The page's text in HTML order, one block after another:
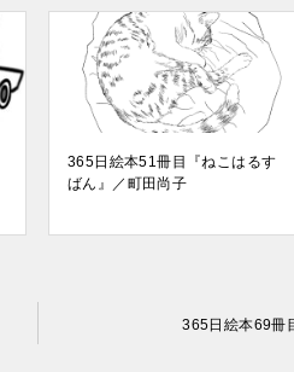
365日絵本51冊目『ねこはるす
ばん』／町田尚子
365日絵本69冊